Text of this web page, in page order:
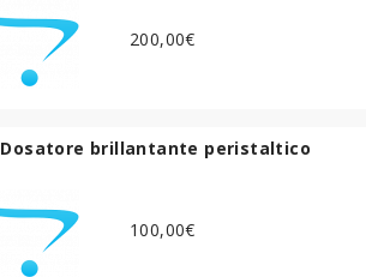
200,00€
Dosatore brillantante peristaltico
100,00€